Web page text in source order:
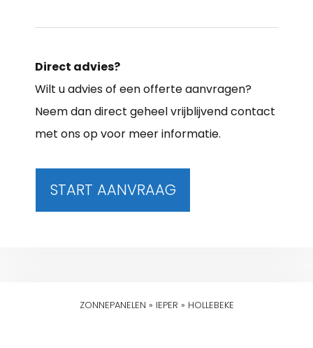
Direct advies?
Wilt u advies of een offerte aanvragen?
Neem dan direct geheel vrijblijvend contact
met ons op voor meer informatie.
START AANVRAAG
ZONNEPANELEN » IEPER » HOLLEBEKE